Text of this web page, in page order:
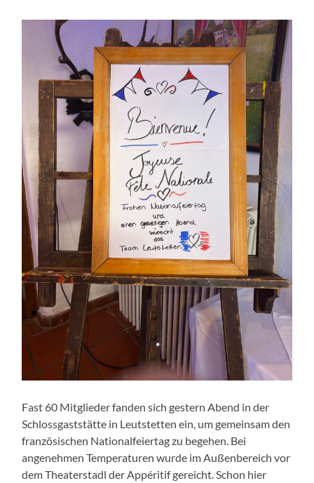
Fast 60 Mitglieder fanden sich gestern Abend in der
Schlossgaststätte in Leutstetten ein, um gemeinsam den
französischen Nationalfeiertag zu begehen. Bei
angenehmen Temperaturen wurde im Außenbereich vor
dem Theaterstadl der Appéritif gereicht. Schon hier